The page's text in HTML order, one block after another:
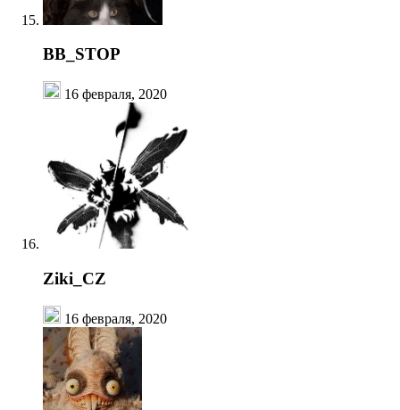
BB_STOP
16 февраля, 2020
Ziki_CZ
16 февраля, 2020